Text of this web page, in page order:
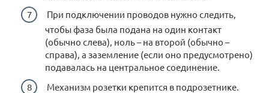
При подключении проводов нужно следить,
чтобы фаза была подана на один контакт
(обычно слева), ноль – на второй (обычно –
справа), а заземление (если оно предусмотрено)
подавалась на центральное соединение.
Механизм розетки крепится в подрозетнике.